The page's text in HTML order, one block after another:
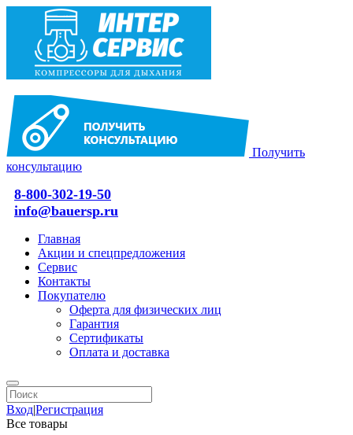
Получить
консультацию
8-800-302-19-50
info@bauersp.ru
Главная
Акции и спецпредложения
Сервис
Контакты
Покупателю
Оферта для физических лиц
Гарантия
Сертификаты
Оплата и доставка
Вход|Регистрация
Все товары